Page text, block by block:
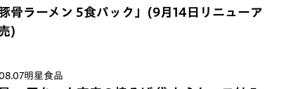
骨ラーメン 5食パック」(9月14日リニューア
)
明星食品